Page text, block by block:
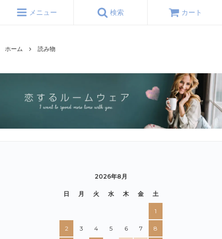
メニュー 検索 カート
ホーム 読み物
2026年8月
日 月 火 水 木 金 土
1
2 3 4 5 6 7 8